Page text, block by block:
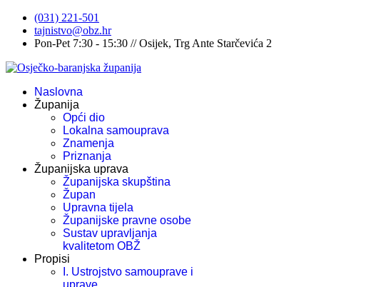
(031) 221-501
tajnistvo@obz.hr
Pon-Pet 7:30 - 15:30 // Osijek, Trg Ante Starčevića 2
Naslovna
Županija
Opći dio
Lokalna samouprava
Znamenja
Priznanja
Županijska uprava
Županijska skupština
Župan
Upravna tijela
Županijske pravne osobe
Sustav upravljanja
kvalitetom OBŽ
Propisi
I. Ustrojstvo samouprave i
uprave